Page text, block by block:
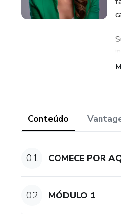
Conteúdo
01 COMECE POR
02 MÓDULO 1